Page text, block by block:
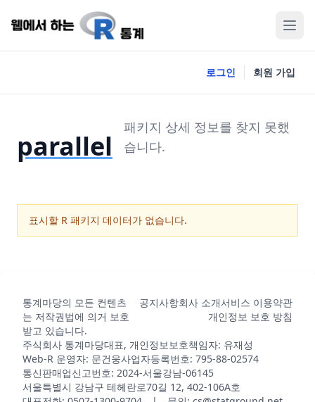
로그인 회원 가입
parallel
패키지 상세 정보를 찾지 못했
습니다.
표시할 R 패키지 데이터가 없습니다.
통계마당의 모든 컨텐츠
는 저작권법에 의거 보호
받고 있습니다.
공지사항회사 소개서비스 이용약관
개인정보 보호 방침
주식회사 통계마당대표, 개인정보보호책임자: 유재성
Web-R 운영자: 문건웅사업자등록번호: 795-88-02574
통신판매업신고번호: 2024-서울강남-06145
서울특별시 강남구 테헤란로70길 12, 402-106A호